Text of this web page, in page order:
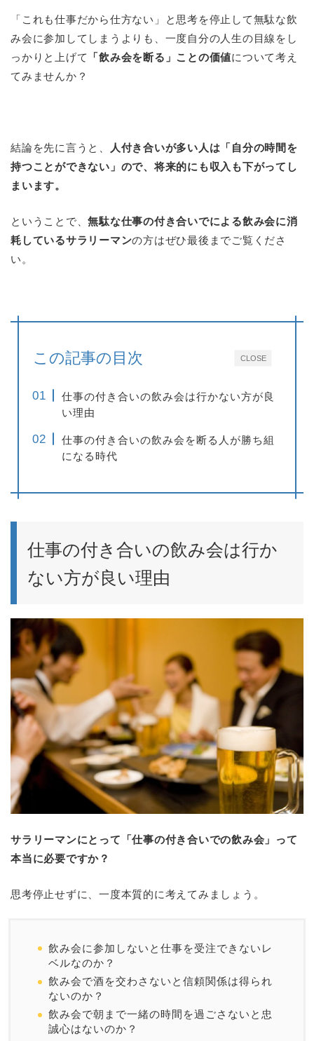
「これも仕事だから仕方ない」と思考を停止して無駄な飲
み会に参加してしまうよりも、一度自分の人生の目線をし
っかりと上げて
「飲み会を断る」ことの価値について考え
てみませんか？
結論を先に言うと、
人付き合いが多い人は「自分の時間を
持つことができない」ので、将来的にも収入も下がってし
まいます。
ということで、無駄な仕事の付き合いでによる飲み会に消
耗しているサラリーマンの方はぜひ最後までご覧くださ
い。
CLOSE
この記事の目次
仕事の付き合いの飲み会は行かない方が良
い理由
仕事の付き合いの飲み会を断る人が勝ち組
になる時代
仕事の付き合いの飲み会は行か
ない方が良い理由
サラリーマンにとって「仕事の付き合いでの飲み会」って
本当に必要ですか？
思考停止せずに、一度本質的に考えてみましょう。
飲み会に参加しないと仕事を受注できないレ
ベルなのか？
飲み会で酒を交わさないと信頼関係は得られ
ないのか？
飲み会で朝まで一緒の時間を過ごさないと忠
誠心はないのか？